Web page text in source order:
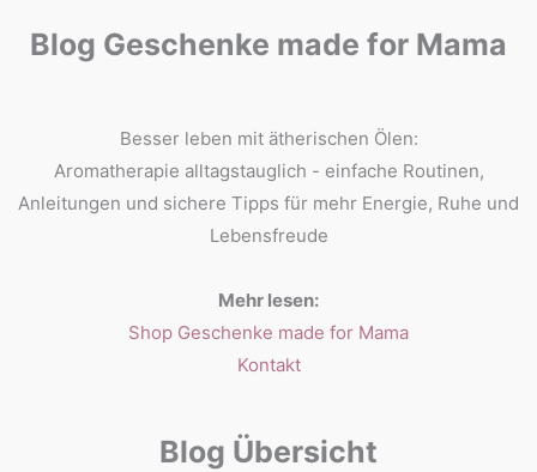
Blog Geschenke made for Mama
Besser leben mit ätherischen Ölen:
Aromatherapie alltagstauglich - einfache Routinen,
Anleitungen und sichere Tipps für mehr Energie, Ruhe und
Lebensfreude
Mehr lesen:
Shop Geschenke made for Mama
Kontakt
Blog Übersicht